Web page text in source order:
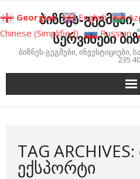
to
content
ბიზნეს-
სერვისები
ბიზნეს-გეგმები, ინვესტიციები,
235
TAG
ᲔᲥᲡᲞᲝᲠᲢᲘ
Georgian English
Chinese (Simplified)
Russian